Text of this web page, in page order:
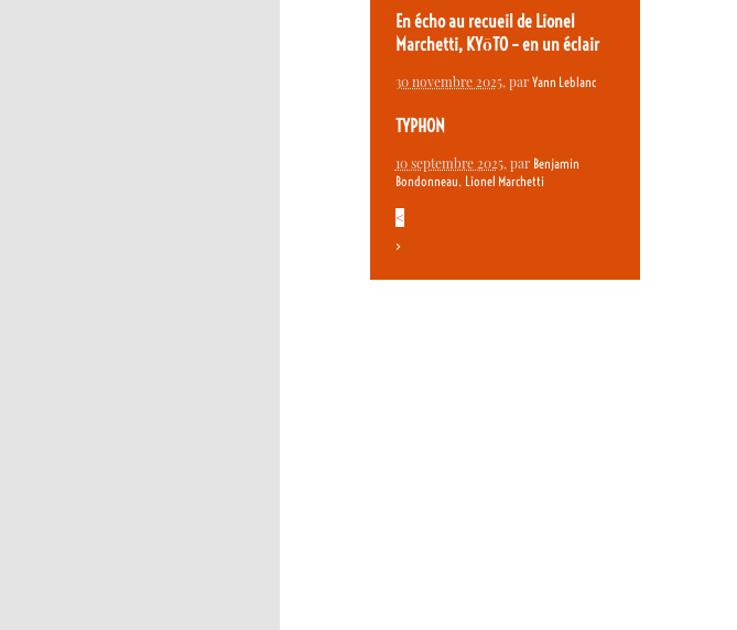
En écho au recueil de Lionel
Marchetti, KYōTO – en un éclair
30 novembre 2025, par Yann Leblanc
TYPHON
10 septembre 2025, par Benjamin
Bondonneau, Lionel Marchetti
<
>